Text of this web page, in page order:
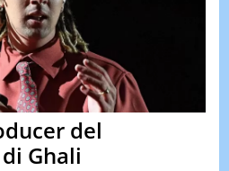
TEST
del
Ghali